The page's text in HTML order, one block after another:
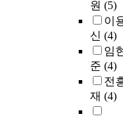
원 (5)
이
신 (4)
임
준 (4)
전
재 (4)